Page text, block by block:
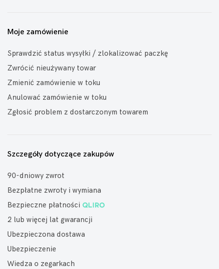
Moje zamówienie
Sprawdzić status wysyłki / zlokalizować paczkę
Zwrócić nieużywany towar
Zmienić zamówienie w toku
Anulować zamówienie w toku
Zgłosić problem z dostarczonym towarem
Szczegóły dotyczące zakupów
90-dniowy zwrot
Bezpłatne zwroty i wymiana
Bezpieczne płatności
2 lub więcej lat gwarancji
Ubezpieczona dostawa
Ubezpieczenie
Wiedza o zegarkach